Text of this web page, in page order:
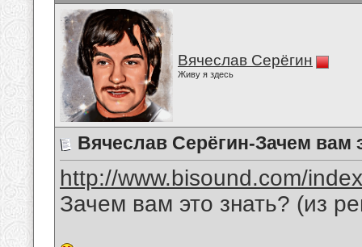
Вячеслав Серёгин
Живу я здесь
Вячеслав Серёгин-Зачем вам
http://www.bisound.com/
Зачем вам это знать? (из